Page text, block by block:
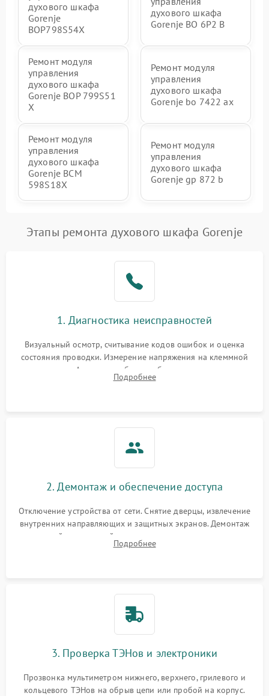
духового шкафа
Gorenje
BOP798S54X
духового шкафа
Gorenje BO 6P2 B
Ремонт модуля
управления
духового шкафа
Gorenje BOP 799S51
X
Ремонт модуля
управления
духового шкафа
Gorenje bo 7422 ax
Ремонт модуля
управления
духового шкафа
Gorenje BCM
598S18X
Ремонт модуля
управления
духового шкафа
Gorenje gp 872 b
Этапы ремонта духового шкафа Gorenje
1. Диагностика неисправностей
Визуальный осмотр, считывание кодов ошибок и оценка
состояния проводки. Измерение напряжения на клеммной
колодке. Анализ жалоб на проблемы с нагревом,
конвекцией, панелью управления или блокировкой дверцы.
Подробнее
2. Демонтаж и обеспечение доступа
Отключение устройства от сети. Снятие дверцы, извлечение
внутренних направляющих и защитных экранов. Демонтаж
задней или верхней панели для прямого доступа к
нагревательным элементам, плате и вентиляторам.
Подробнее
3. Проверка ТЭНов и электроники
Прозвонка мультиметром нижнего, верхнего, грилевого и
кольцевого ТЭНов на обрыв цепи или пробой на корпус.